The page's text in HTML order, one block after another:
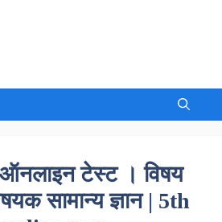
ऑनलाइन टेस्ट । विषय
सामान्य ज्ञान | 5th